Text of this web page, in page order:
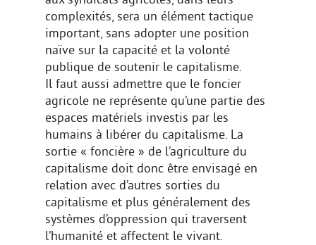
complexités, sera un élément tactique
important, sans adopter une position
naïve sur la capacité et la volonté
publique de soutenir le capitalisme.
Il faut aussi admettre que le foncier
agricole ne représente qu’une partie des
espaces matériels investis par les
humains à libérer du capitalisme. La
sortie « foncière » de l’agriculture du
capitalisme doit donc être envisagé en
relation avec d’autres sorties du
capitalisme et plus généralement des
systèmes d’oppression qui traversent
l’humanité et affectent le vivant.